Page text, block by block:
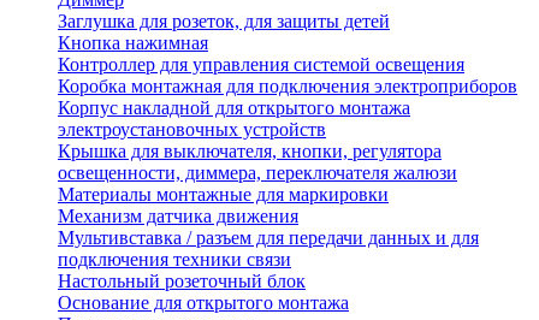
Заглушка для розеток, для защиты детей
Кнопка нажимная
Контроллер для управления системой освещения
Коробка монтажная для подключения электроприборов
Корпус накладной для открытого монтажа
электроустановочных устройств
Крышка для выключателя, кнопки, регулятора
освещенности, диммера, переключателя жалюзи
Материалы монтажные для маркировки
Механизм датчика движения
Мультивставка / разъем для передачи данных и для
подключения техники связи
Настольный розеточный блок
Основание для открытого монтажа